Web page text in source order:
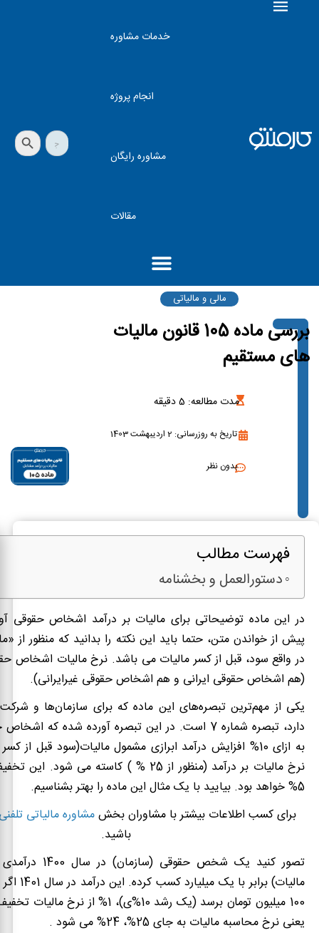
خدمات مشاوره
انجام پروژه
مشاوره رایگان
مقالات
جستجو
برای:
دکمه جستجو
مالی و مالیاتی
بررسی ماده 105 قانون مالیات
های مستقیم
مدت مطالعه: 5دقیقه
تاریخ به روزرسانی: 2 اردیبهشت 1403
بدون نظر
فهرست مطالب
دستورالعمل و بخشنامه
در این ماده توضیحاتی برای مالیات بر درآمد اشخاص حقوقی
پیش از خواندن متن، حتما باید این نکته را بدانید که منظور از
(هم اشخاص حقوقی ایرانی و هم اشخاص حقوقی غیرایرانی).
یکی از مهم‌ترین تبصره‌های این ماده که برای سازمان‌ها و
دارد، تبصره شماره 7 است. در این تبصره آورده شده که اشخاص حقوقی می
نرخ مالیات بر درآمد (منظور از 25 % ) کاسته می
5% خواهد بود. بیایید با یک مثال این ماده را بهتر بشناسیم.
برای کسب اطلاعات بیشتر با مشاوران بخشمشاوره مالیاتی
باشید.
تصور کنید یک شخص
مالیات)
100 میلیون تومان برسد (یک رشد 10%ی)، 1%
یعنی نرخ محاسبه مالیات به جای 25%، 24% می شود .